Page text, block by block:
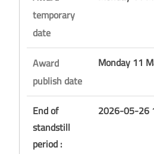
temporary
date
Award
publish date
Monday 11
End of
standstill
period :
2026-05-26